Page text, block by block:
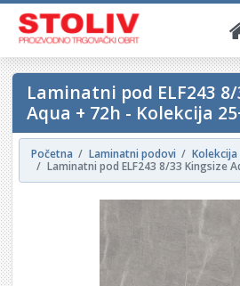
Laminatni pod ELF243
Aqua + 72h - Kolekcija
Početna Laminatni podovi
Kolekcija
Laminatni pod ELF243 8/33 Kingsize